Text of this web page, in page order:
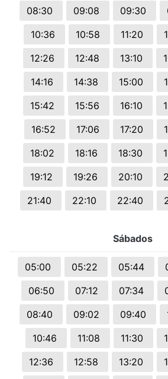
08:30
09:08 09:30
10:36
10:58 11:20
12:26
12:48 13:10
14:16
14:38 15:00
15:42
15:56 16:10
16:52
17:06 17:20
18:02
18:16 18:30
19:12
19:26 20:10
21:40
22:10 22:40
Sábados
05:00 05:22 05:44
06:50
07:12 07:34
08:40
09:02 09:40
10:46
11:08 11:30
12:36
12:58 13:20